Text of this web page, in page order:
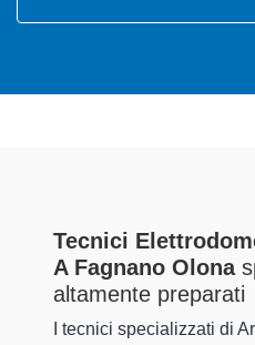
Tecnici
A Fagnano Olona
altamente preparati
I tecnici specializzati di